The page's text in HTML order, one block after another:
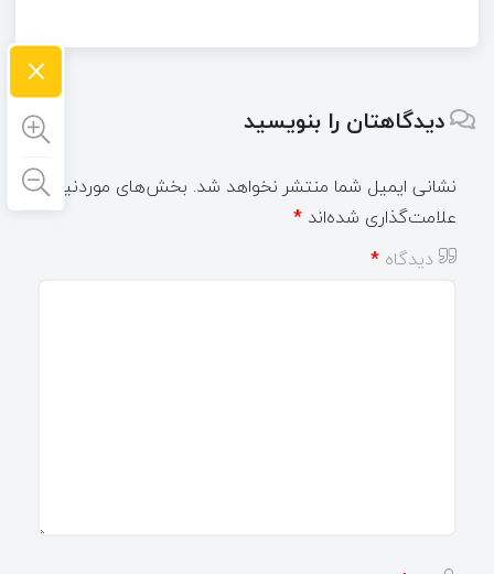
دیدگاهتان را بنویسید
نشانی ایمیل شما منتشر نخواهد شد. بخش‌های موردنیاز
علامت‌گذاری شده‌اند *
دیدگاه *
×